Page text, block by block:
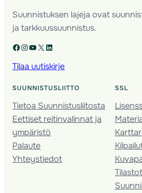
Suunnistuksen lajeja ovat
ja tarkkuussuunnistus.
Facebook Instagram YouTube X LinkedIn
Tilaa uutiskirje
SUUNNISTUSLIITTO
Tietoa Suunnistusliitosta
Eettiset reitinvalinnat ja
ympäristö
Palaute
Yhteystiedot
SSL
Tilastot